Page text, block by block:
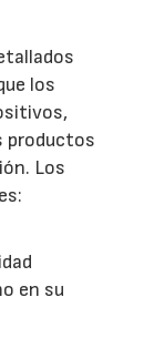
los
productos
Los
en su